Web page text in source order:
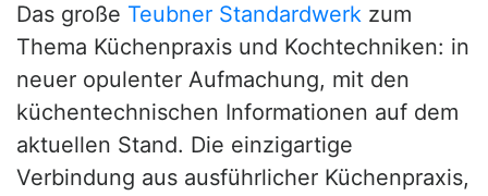
Das große Teubner Standardwerk zum
Thema Küchenpraxis und Kochtechniken: in
neuer opulenter Aufmachung, mit den
küchentechnischen Informationen auf dem
aktuellen Stand. Die einzigartige
Verbindung aus ausführlicher Küchenpraxis,